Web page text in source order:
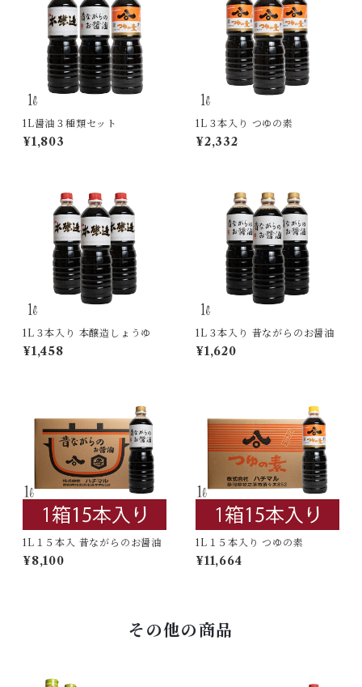
1L醤油３種類セット
¥1,803
1L３本入り つゆの素
¥2,332
1L３本入り 本醸造しょうゆ
¥1,458
1L３本入り 昔ながらのお醤油
¥1,620
1L１５本入 昔ながらのお醤油
¥8,100
1L１５本入り つゆの素
¥11,664
その他の商品